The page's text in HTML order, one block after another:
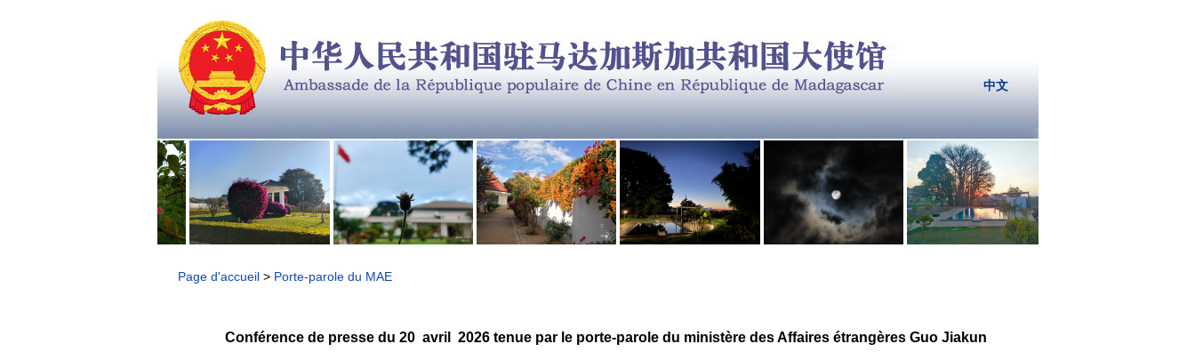
中文
Page d'accueil> Porte-parole du MAE
Conférence de presse du 20 avril 2026 tenue par le porte-parole du ministère des Affaires étrangères Guo Jiakun